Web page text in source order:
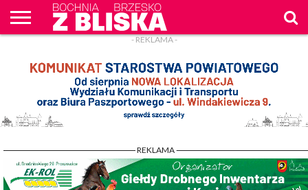
WPROST
REKLAM
- REKLAMA -
- REKLAMA -